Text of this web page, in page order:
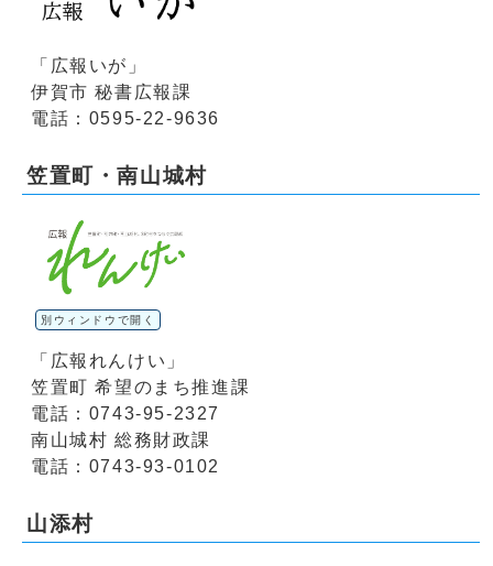
「広報いが」
伊賀市 秘書広報課
電話：0595-22-9636
笠置町・南山城村
別ウィンドウで開く
「広報れんけい」
笠置町 希望のまち推進課
電話：0743-95-2327
南山城村 総務財政課
電話：0743-93-0102
山添村